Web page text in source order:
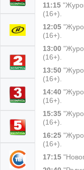
11:15
(16+).
12:05
(16+).
13:00
(16+).
13:50
(16+).
14:40
(16+).
15:35
(16+).
16:25
(16+).
17:15